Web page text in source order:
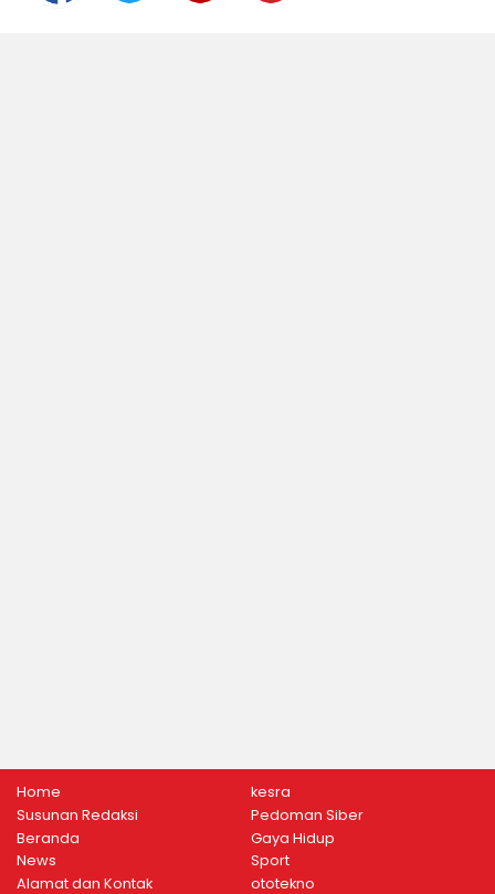
Home
Susunan Redaksi
Beranda
News
Alamat dan Kontak
kesra
Pedoman Siber
Gaya Hidup
Sport
ototekno